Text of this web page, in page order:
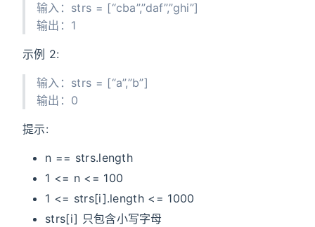
输入：strs = [“cba”,”daf”,”ghi”]
输出：1
示例 2:
输入：strs = [“a”,”b”]
输出：0
提示:
n == strs.length
1 <= n <= 100
1 <= strs[i].length <= 1000
strs[i] 只包含小写字母